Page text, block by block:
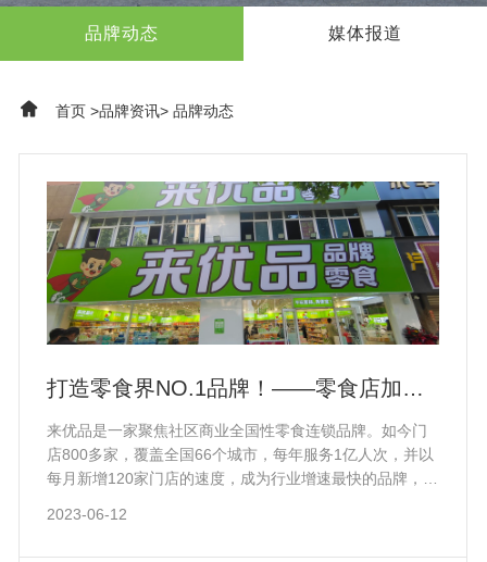
品牌动态 媒体报道
首页>品牌资讯> 品牌动态
打造零食界NO.1品牌！——零食店加盟
就选来优品！
来优品是一家聚焦社区商业全国性零食连锁品牌。如今门
店800多家，覆盖全国66个城市，每年服务1亿人次，并以
每月新增120家门店的速度，成为行业增速最快的品牌，预
2023-06-12